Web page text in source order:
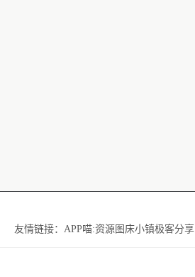
友情链接： APP喵:资源 图床小镇极客分享